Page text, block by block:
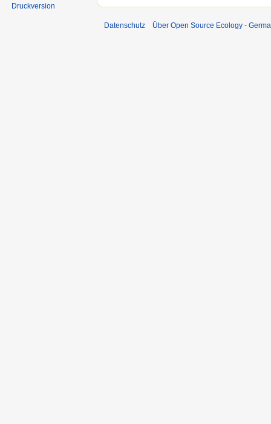
Druckversion
Datenschutz Über Open Source Ecology -